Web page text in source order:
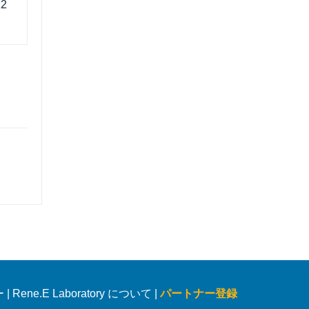
Rene.E Laboratory について |パートナー登録